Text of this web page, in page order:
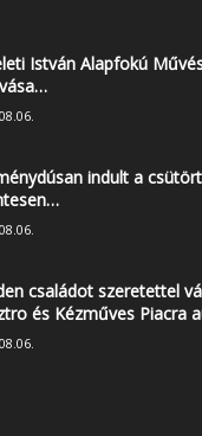
István Alapfokú
indult a
családot szeretettel
és Kézműves Piacra